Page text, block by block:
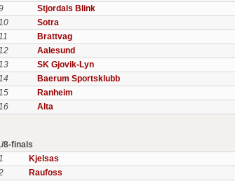
Stjordals Blink
Sotra
Brattvag
Aalesund
SK Gjovik-Lyn
Baerum Sportsklubb
Ranheim
Alta
8-finals
Kjelsas
Raufoss